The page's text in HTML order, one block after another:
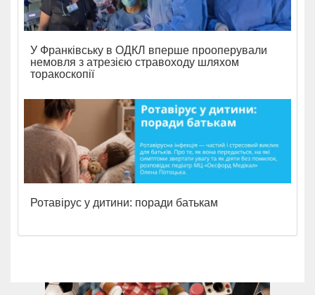
У Франківську в ОДКЛ вперше прооперували
немовля з атрезією стравоходу шляхом
торакоскопії
Ротавірус у дитини: поради батькам